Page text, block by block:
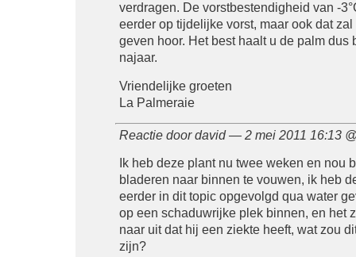
verdragen. De vorstbestendigheid van -
eerder op tijdelijke vorst, maar ook dat
geven hoor. Het best haalt u de palm dus
najaar.
Vriendelijke groeten
La Palmeraie
Reactie door david — 2 mei 2011 16:13
Ik heb deze plant nu twee weken en nou
bladeren naar binnen te vouwen, ik heb
eerder in dit topic opgevolgd qua water
op een schaduwrijke plek binnen, en het
naar uit dat hij een ziekte heeft, wat zou
zijn?